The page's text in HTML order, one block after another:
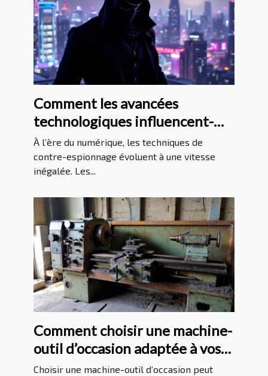
Comment les avancées
technologiques influencent-
elles les méthodes de contre-
espionnage ?
À l’ère du numérique, les techniques de
contre-espionnage évoluent à une vitesse
inégalée. Les...
Comment choisir une machine-
outil d’occasion adaptée à vos
besoins ?
Choisir une machine-outil d’occasion peut